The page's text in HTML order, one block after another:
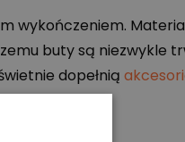
wykończeniem.
buty są niezwykle
dopełnią